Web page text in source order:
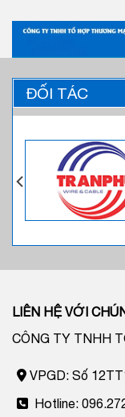
ĐỐI TÁC
LIÊN HỆ VỚI
CÔNG TY TNHH
VPGD: Số
Hotline: